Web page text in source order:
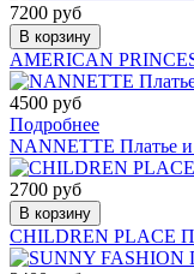
7200 руб
В корзину
AMERICAN
4500 руб
Подробнее
NANNETTE Платье
2700 руб
В корзину
CHILDREN PLACE